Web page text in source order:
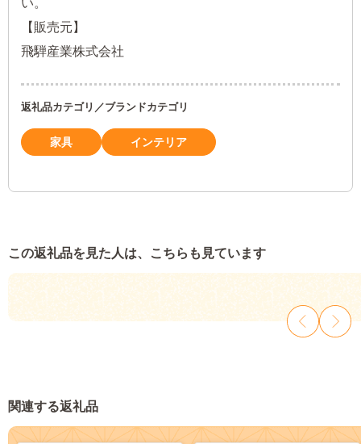
い。
【販売元】
飛騨産業株式会社
返礼品カテゴリ／ブランドカテゴリ
家具 インテリア
この返礼品を見た人は、こちらも見ています
関連する返礼品